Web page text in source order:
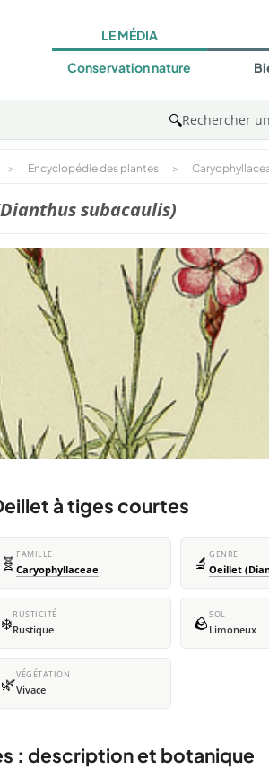
LE MÉDIA
Conservation nature
🔍Rechercher
> Encyclopédie des plantes >
subacaulis)
à tiges courtes
🧬 FAMILLE
Caryophyllaceae 🔬 GENRE
Oeillet
❄️RUSTICITÉ
Rustique 🪨SOL
Limoneux
🌿VÉGÉTATION
Vivace
: description et botanique